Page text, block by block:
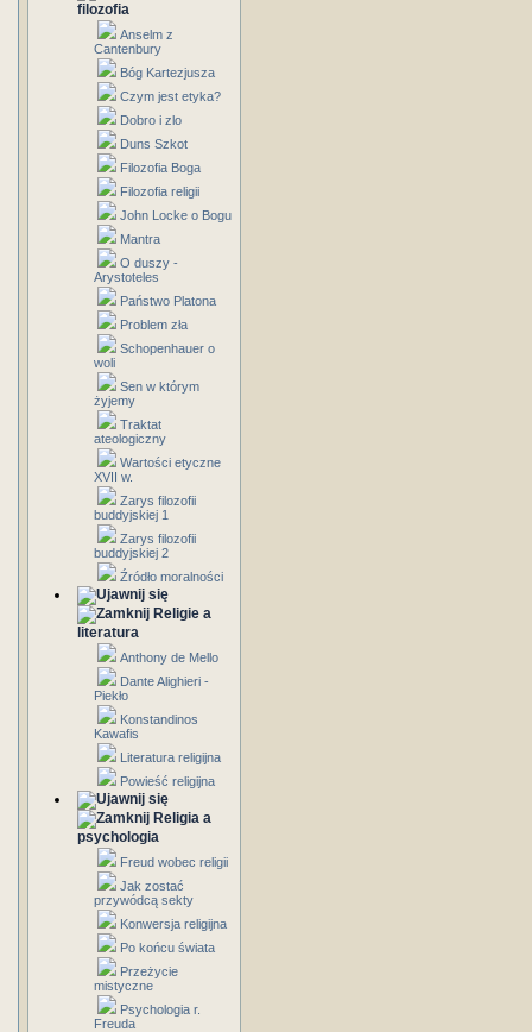
filozofia
Anselm z
Cantenbury
Bóg Kartezjusza
Czym jest etyka?
Dobro i zlo
Duns Szkot
Filozofia Boga
Filozofia religii
John Locke o Bogu
Mantra
O duszy -
Arystoteles
Państwo Platona
Problem zła
Schopenhauer o
woli
Sen w którym
żyjemy
Traktat
ateologiczny
Wartości etyczne
XVII w.
Zarys filozofii
buddyjskiej 1
Zarys filozofii
buddyjskiej 2
Źródło moralności
Religie a
literatura
Anthony de Mello
Dante Alighieri -
Piekło
Konstandinos
Kawafis
Literatura religijna
Powieść religijna
Religia a
psychologia
Freud wobec religii
Jak zostać
przywódcą sekty
Konwersja religijna
Po końcu świata
Przeżycie
mistyczne
Psychologia r.
Freuda